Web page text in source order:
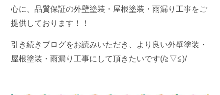
心に、品質保証の外壁塗装・屋根塗装・雨漏り工事をご
提供しております！！
引き続きブログをお読みいただき、より良い外壁塗装・
屋根塗装・雨漏り工事にして頂きたいです(/≧▽≦)/